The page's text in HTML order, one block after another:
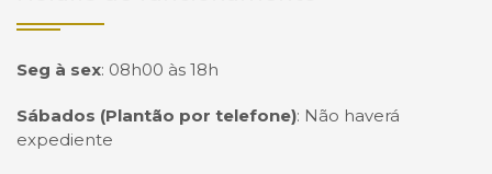
Seg à sex: 08h00 às 18h
Sábados (Plantão por telefone): Não haverá
expediente